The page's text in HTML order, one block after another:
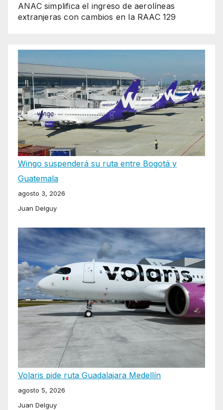
ANAC simplifica el ingreso de aerolíneas
extranjeras con cambios en la RAAC 129
Wingo suspenderá su ruta entre Bogotá y
Guatemala
agosto 3, 2026
Juan Delguy
Volaris pide ruta Guadalajara Medellín
agosto 5, 2026
Juan Delguy